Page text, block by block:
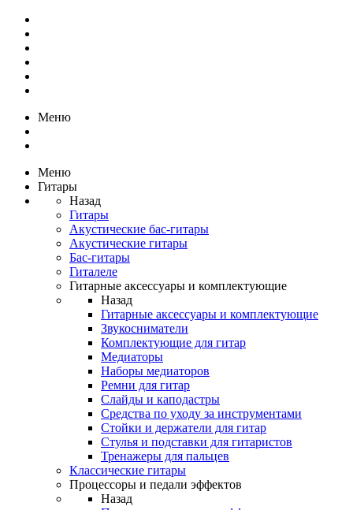
Меню
Меню
Гитары
Назад
Гитары
Акустические бас-гитары
Акустические гитары
Бас-гитары
Гиталеле
Гитарные аксессуары и комплектующие
Назад
Гитарные аксессуары и комплектующие
Звукосниматели
Комплектующие для гитар
Медиаторы
Наборы медиаторов
Ремни для гитар
Слайды и каподастры
Средства по уходу за инструментами
Стойки и держатели для гитар
Стулья и подставки для гитаристов
Тренажеры для пальцев
Классические гитары
Процессоры и педали эффектов
Назад